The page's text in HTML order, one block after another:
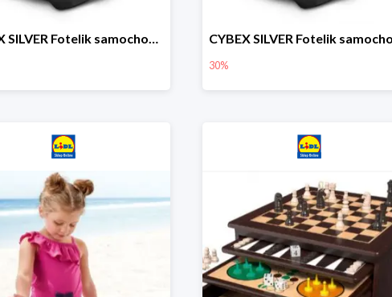
CYBEX SILVER Fotelik samochodowy
30%